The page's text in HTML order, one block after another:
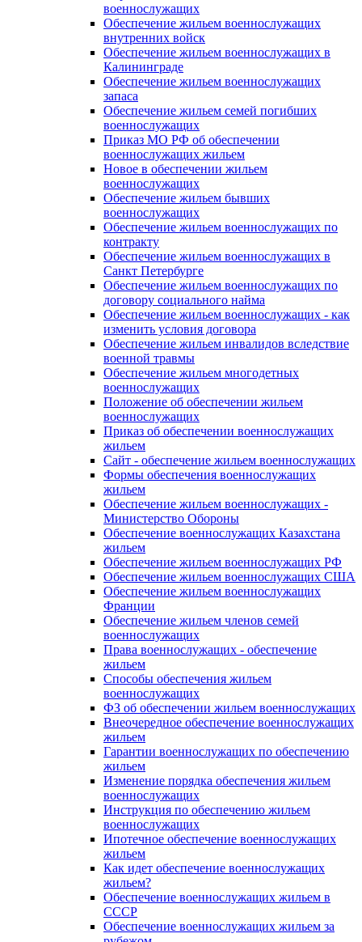
военнослужащих
Обеспечение жильем военнослужащих
внутренних войск
Обеспечение жильем военнослужащих в
Калининграде
Обеспечение жильем военнослужащих
запаса
Обеспечение жильем семей погибших
военнослужащих
Приказ МО РФ об обеспечении
военнослужащих жильем
Новое в обеспечении жильем
военнослужащих
Обеспечение жильем бывших
военнослужащих
Обеспечение жильем военнослужащих по
контракту
Обеспечение жильем военнослужащих в
Санкт Петербурге
Обеспечение жильем военнослужащих по
договору социального найма
Обеспечение жильем военнослужащих - как
изменить условия договора
Обеспечение жильем инвалидов вследствие
военной травмы
Обеспечение жильем многодетных
военнослужащих
Положение об обеспечении жильем
военнослужащих
Приказ об обеспечении военнослужащих
жильем
Сайт - обеспечение жильем военнослужащих
Формы обеспечения военнослужащих
жильем
Обеспечение жильем военнослужащих -
Министерство Обороны
Обеспечение военнослужащих Казахстана
жильем
Обеспечение жильем военнослужащих РФ
Обеспечение жильем военнослужащих США
Обеспечение жильем военнослужащих
Франции
Обеспечение жильем членов семей
военнослужащих
Права военнослужащих - обеспечение
жильем
Способы обеспечения жильем
военнослужащих
ФЗ об обеспечении жильем военнослужащих
Внеочередное обеспечение военнослужащих
жильем
Гарантии военнослужащих по обеспечению
жильем
Изменение порядка обеспечения жильем
военнослужащих
Инструкция по обеспечению жильем
военнослужащих
Ипотечное обеспечение военнослужащих
жильем
Как идет обеспечение военнослужащих
жильем?
Обеспечение военнослужащих жильем в
СССР
Обеспечение военнослужащих жильем за